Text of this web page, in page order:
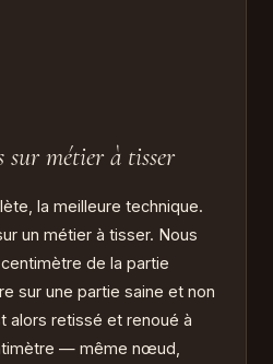
sur métier à tisser
la meilleure technique.
un métier à tisser. Nous
de la partie
sur une partie saine et non
alors retissé et renoué à
— même nœud,